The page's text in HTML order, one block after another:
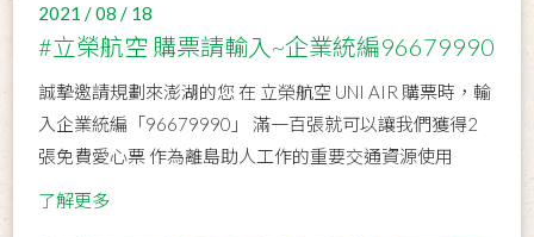
2021 / 08 / 18
#立榮航空 購票請輸入~企業統編96679990
誠摯邀請規劃來澎湖的您 在 立榮航空 UNI AIR 購票時，輸
入企業統編「96679990」 滿一百張就可以讓我們獲得2
張免費愛心票 作為離島助人工作的重要交通資源使用
了解更多